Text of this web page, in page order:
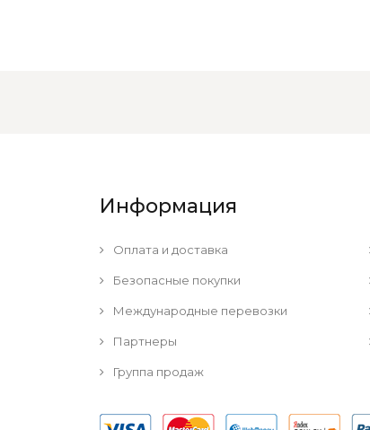
Информация
Оплата и доставка
Безопасные покупки
Международные перевозки
Партнеры
Группа продаж